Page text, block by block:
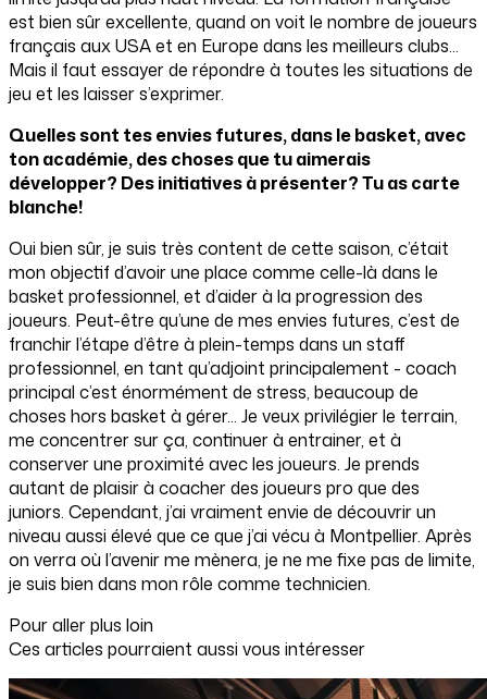
est bien sûr excellente, quand on voit le nombre de joueurs
français aux USA et en Europe dans les meilleurs clubs...
Mais il faut essayer de répondre à toutes les situations de
jeu et les laisser s’exprimer.
Quelles sont tes envies futures, dans le basket, avec
ton académie, des choses que tu aimerais
développer? Des initiatives à présenter? Tu as carte
blanche!
Oui bien sûr, je suis très content de cette saison, c’était
mon objectif d’avoir une place comme celle-là dans le
basket professionnel, et d’aider à la progression des
joueurs. Peut-être qu’une de mes envies futures, c’est de
franchir l’étape d’être à plein-temps dans un staff
professionnel, en tant qu’adjoint principalement - coach
principal c’est énormément de stress, beaucoup de
choses hors basket à gérer... Je veux privilégier le terrain,
me concentrer sur ça, continuer à entrainer, et à
conserver une proximité avec les joueurs. Je prends
autant de plaisir à coacher des joueurs pro que des
juniors. Cependant, j’ai vraiment envie de découvrir un
niveau aussi élevé que ce que j’ai vécu à Montpellier. Après
on verra où l’avenir me mènera, je ne me fixe pas de limite,
je suis bien dans mon rôle comme technicien.
Pour aller plus loin
Ces articles pourraient aussi vous intéresser